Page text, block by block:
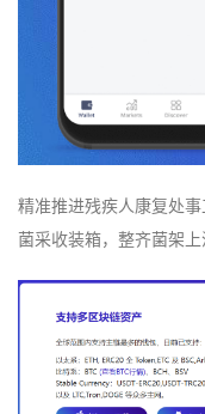
精准推进残疾人康复处
菌采收装箱，整齐菌架上